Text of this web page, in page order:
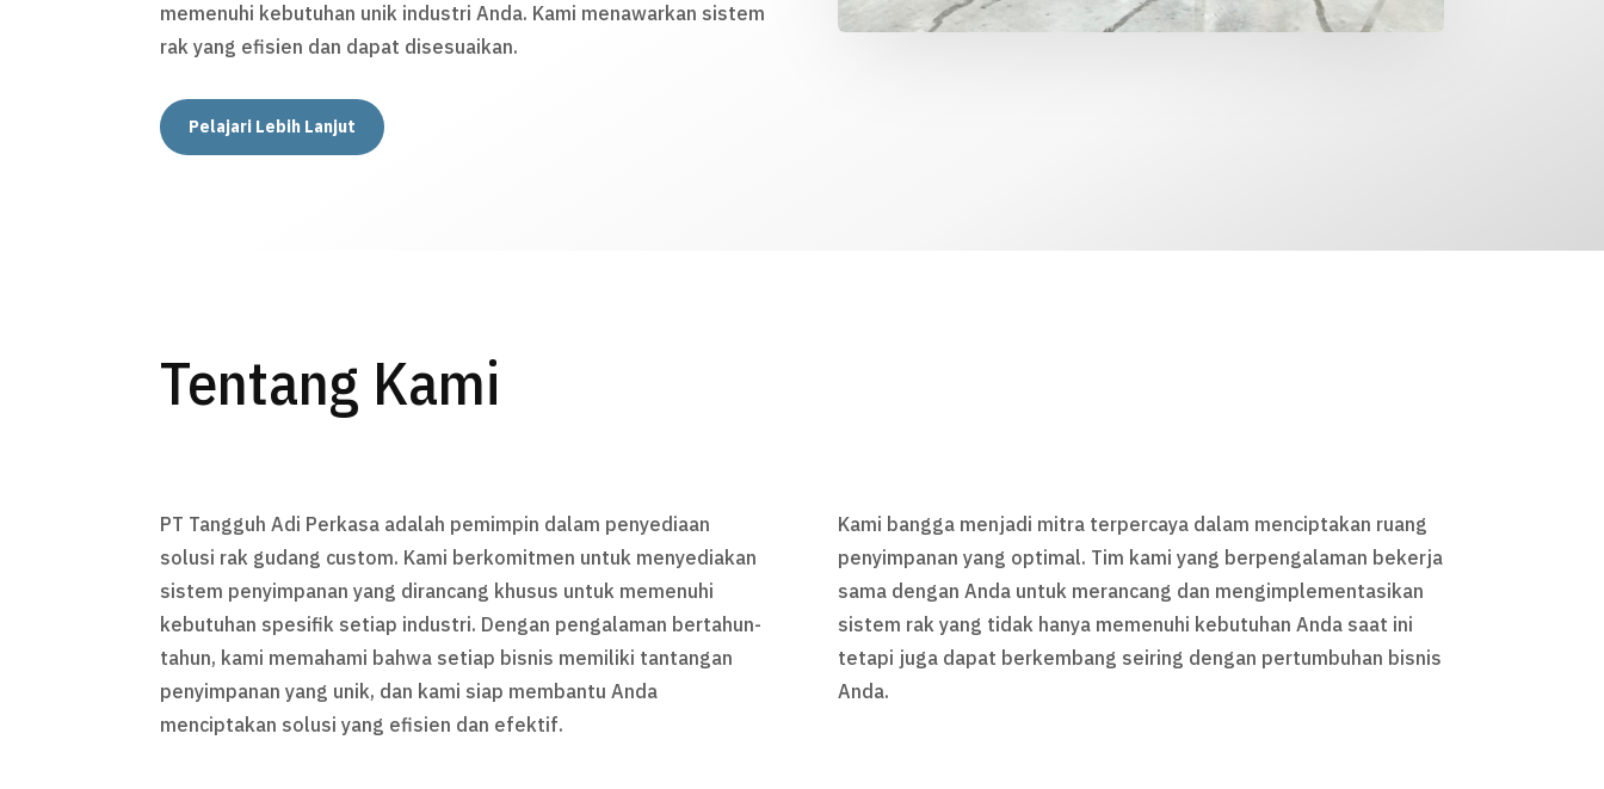
memenuhi kebutuhan unik industri Anda. Kami menawarkan sistem
rak yang efisien dan dapat disesuaikan.
Pelajari Lebih Lanjut
Tentang Kami
PT Tangguh Adi Perkasa adalah pemimpin dalam penyediaan
solusi rak gudang custom. Kami berkomitmen untuk menyediakan
sistem penyimpanan yang dirancang khusus untuk memenuhi
kebutuhan spesifik setiap industri. Dengan pengalaman bertahun-
tahun, kami memahami bahwa setiap bisnis memiliki tantangan
penyimpanan yang unik, dan kami siap membantu Anda
menciptakan solusi yang efisien dan efektif.
Kami bangga menjadi mitra terpercaya dalam menciptakan ruang
penyimpanan yang optimal. Tim kami yang berpengalaman bekerja
sama dengan Anda untuk merancang dan mengimplementasikan
sistem rak yang tidak hanya memenuhi kebutuhan Anda saat ini
tetapi juga dapat berkembang seiring dengan pertumbuhan bisnis
Anda.